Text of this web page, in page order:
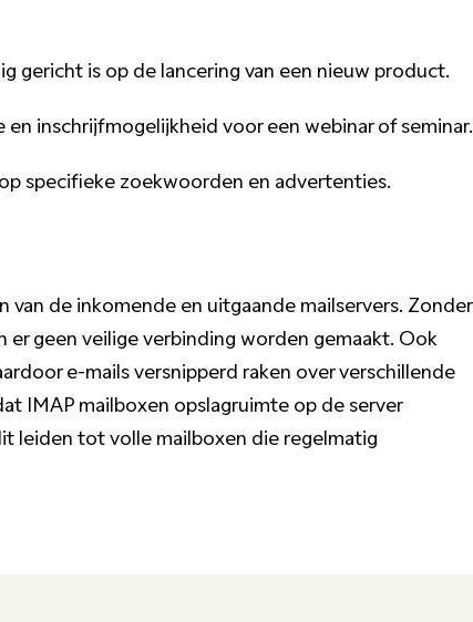
gericht is op de lancering van een nieuw product.
inschrijfmogelijkheid voor een webinar of seminar.
specifieke zoekwoorden en advertenties.
de inkomende en uitgaande mailservers. Zonder
geen veilige verbinding worden gemaakt. Ook
e-mails versnipperd raken over verschillende
IMAP mailboxen opslagruimte op de server
leiden tot volle mailboxen die regelmatig